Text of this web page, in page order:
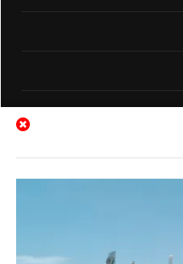
سياسة الخصوصية اتصل بنا